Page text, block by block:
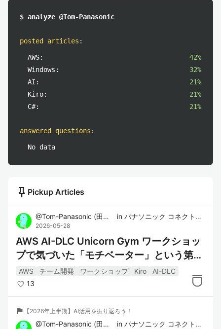
$ analyze @Tom-Panasonic
posted articles :
AWS:
42%
Windows:
32%
AI:
21%
Kiro:
21%
C#:
21%
answered questions :
No data
push_pin Pickup Articles
@Tom-Panasonic (田中 将斗 )
in パナソニック コネクト株式会社
2026-05-28
AWS AI-DLC Unicorn Gym ワークショッ
プで気づいた「モチベーター」という第三
の役割
AWS チーム開発 ワークショップ Kiro
AI-DLC
13
flag 【2026年上半期】AI活用を振り返ろう！
@Tom-Panasonic (田中 将斗 )
in パナソニック コネクト株式会社